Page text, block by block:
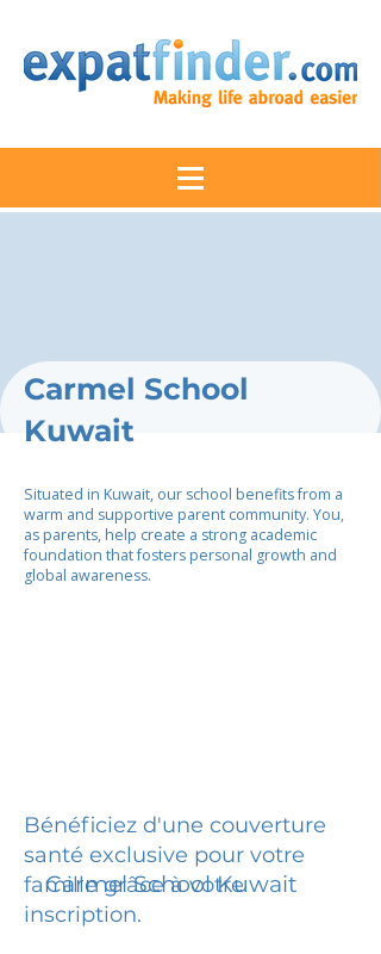
Carmel School
Kuwait
Situated in Kuwait, our school benefits from a
warm and supportive parent community. You,
as parents, help create a strong academic
foundation that fosters personal growth and
global awareness.
Bénéficiez d'une couverture
santé exclusive pour votre
famille grâce à votre
inscription.
Carmel School Kuwait